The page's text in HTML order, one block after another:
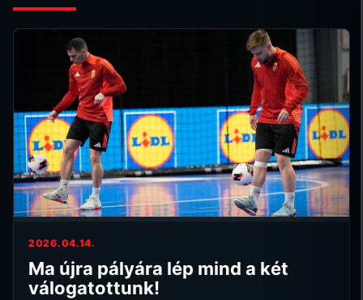
2026.04.14.
Ma újra pályára lép mind a két
válogatottunk!